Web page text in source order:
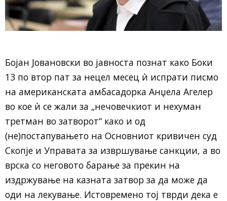
Бојан Јовановски во јавноста познат како Боки
13 по втор пат за нецел месец ѝ испрати писмо
на американската амбасадорка Анџела Агелер
во кое ѝ се жали за „нечовечкиот и нехуман
третман во затворот“ како и од
(не)постапувањето на Основниот кривичен суд
Скопје и Управата за извршување санкции, а во
врска со неговото барање за прекин на
издржување на казната затвор за да може да
оди на лекување. Истовремено тој тврди дека е